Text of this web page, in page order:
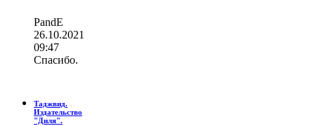
PandE
26.10.2021
09:47
Спасибо.
Таджвид.
Издательство
"Диля".